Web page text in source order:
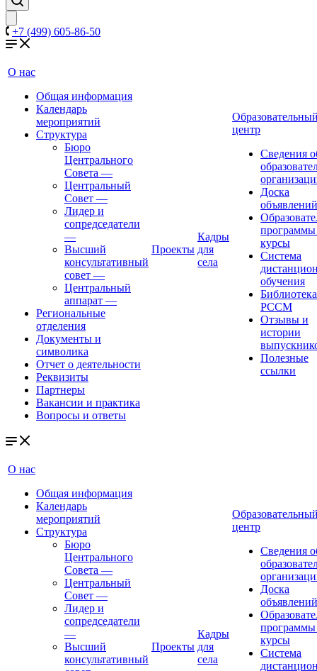
+7 (499) 605-86-50
О нас
Общая информация
Календарь
мероприятий
Структура
Бюро
Центрального
Совета —
Центральный
Совет —
Лидер и
сопредседатели
—
Высший
консультативный
совет —
Центральный
аппарат —
Региональные
отделения
Документы и
символика
Отчет о деятельности
Реквизиты
Партнеры
Вакансии и практика
Вопросы и ответы
Проекты
Кадры
для
села
центр
Сведения
Доска
объявлений
курсы
Система
обучения
Библиотека
РССМ
Отзывы и
истории
Полезные
ссылки
О нас
Общая информация
Календарь
мероприятий
Структура
Бюро
Центрального
Совета —
Центральный
Совет —
Лидер и
сопредседатели
—
Высший
консультативный
Проекты
Кадры
для
села
центр
Сведения
Доска
объявлений
курсы
Система